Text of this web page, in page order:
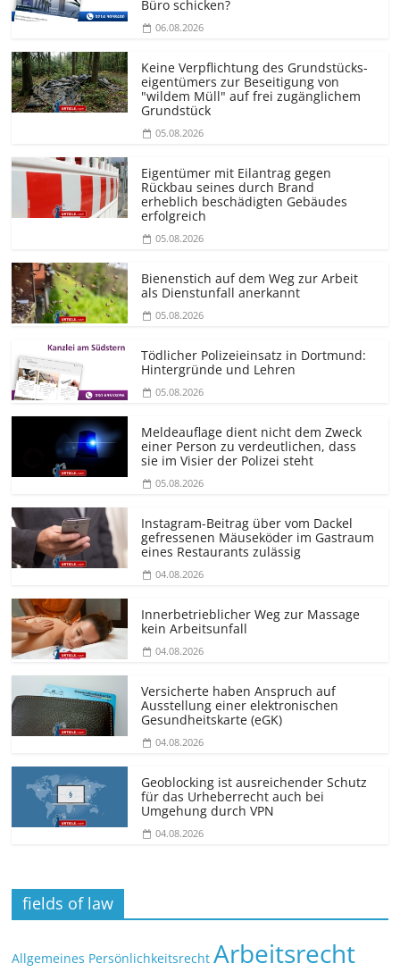
Büro schicken?
06.08.2026
Keine Verpflichtung des Grundstücks­
eigentümers zur Beseitigung von
"wildem Müll" auf frei zugänglichem
Grundstück
05.08.2026
Eigentümer mit Eilantrag gegen
Rückbau seines durch Brand
erheblich beschädigten Gebäudes
erfolgreich
05.08.2026
Bienenstich auf dem Weg zur Arbeit
als Dienstunfall anerkannt
05.08.2026
Tödlicher Polizeieinsatz in Dortmund:
Hintergründe und Lehren
05.08.2026
Meldeauflage dient nicht dem Zweck
einer Person zu verdeutlichen, dass
sie im Visier der Polizei steht
05.08.2026
Instagram-Beitrag über vom Dackel
gefressenen Mäuseköder im Gastraum
eines Restaurants zulässig
04.08.2026
Innerbetrieblicher Weg zur Massage
kein Arbeitsunfall
04.08.2026
Versicherte haben Anspruch auf
Ausstellung einer elektronischen
Gesundheitskarte (eGK)
04.08.2026
Geoblocking ist ausreichender Schutz
für das Urheberrecht auch bei
Umgehung durch VPN
04.08.2026
fields of law
Allgemeines Persönlichkeitsrecht Arbeitsrecht